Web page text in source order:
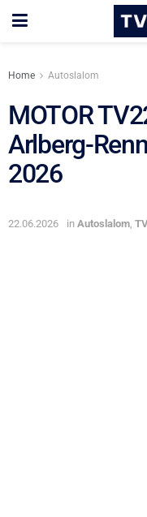
Home Autoslalom
MOTOR
Arlberg-
2026
22.06.2026 in Autoslalom